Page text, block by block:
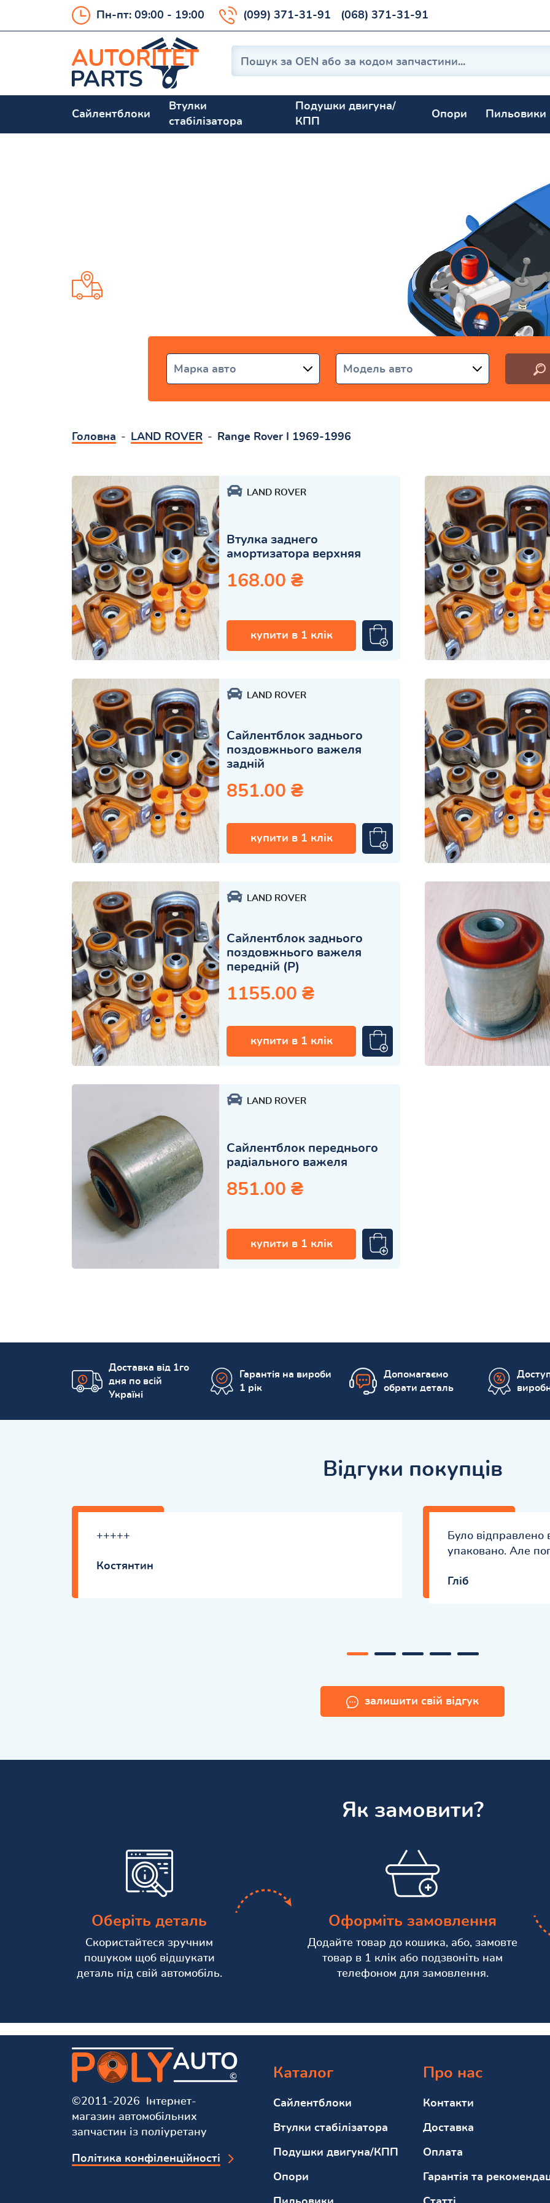
Пн-пт: 09:00 - 19:00 (099) 371-31-91 (068) 371-31-91
Сайлентблоки
Втулки
стабілізатора
Подушки двигуна/
КПП
Опори Пильовики
Марка авто Модель авто
Головна LAND ROVER Range Rover I 1969-1996
LAND ROVER
Втулка заднего
амортизатора верхняя
168.00 ₴
купити в 1 клік
LAND ROVER
Сайлентблок заднього
поздовжнього важеля
задній
851.00 ₴
купити в 1 клік
LAND ROVER
Сайлентблок заднього
поздовжнього важеля
передній (Р)
1155.00 ₴
купити в 1 клік
LAND ROVER
Сайлентблок переднього
радіального важеля
851.00 ₴
купити в 1 клік
Доставка від 1го
дня по всій
Україні
Гарантія на вироби
1 рік
Допомагаємо
обрати деталь
Відгуки покупців
+++++
Костянтин
Було
упаковано. Але
Гліб
залишити свій відгук
Як замовити?
Оберіть деталь
Скористайтеся зручним
пошуком щоб відшукати
деталь під свій автомобіль.
Оформіть замовлення
Додайте товар до кошика, або, замовте
товар в 1 клік або подзвоніть нам
телефоном для замовлення.
©2011-2026 Інтернет-
магазин автомобільних
запчастин із поліуретану
Політика конфіленційності
Каталог
Сайлентблоки
Втулки стабілізатора
Подушки двигуна/КПП
Опори
Про нас
Контакти
Доставка
Оплата
Гарантія та